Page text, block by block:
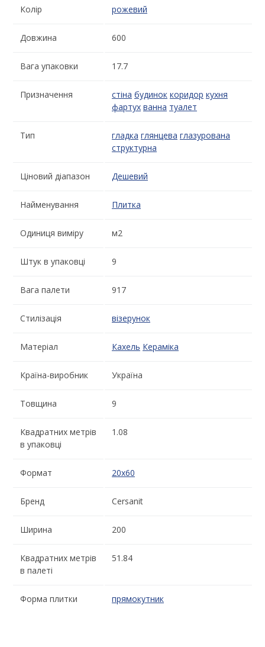
Колір рожевий
Довжина 600
Вага упаковки 17.7
Призначення стіна будинок коридор кухня
фартух ванна туалет
Тип гладка глянцева глазурована
структурна
Ціновий діапазон Дешевий
Найменування Плитка
Одиниця виміру м2
Штук в упаковці 9
Вага палети 917
Стилізація візерунок
Матеріал Кахель Кераміка
Країна-виробник Україна
Товщина 9
Квадратних метрів
в упаковці
1.08
Формат 20x60
Бренд Cersanit
Ширина 200
Квадратних метрів
в палеті
51.84
Форма плитки прямокутник